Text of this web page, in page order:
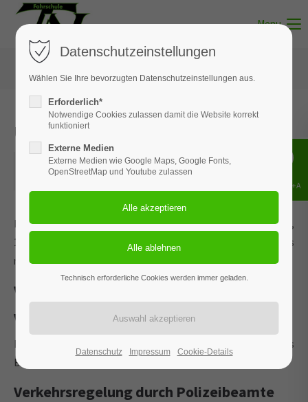
Menu
Unterricht - Thema 06
21.07.2026
Dieses Ereignis wird an den Terminen 03.02.2026, 09.03.2026,
13.04.2026, 13.05.2026 und 2 weiteren Terminen wiederholt. Das
nächste Ereignis findet statt am11.05.2022. bis zum 21.07.2026.
Verkehrsregelungen
Verkehrsregelungen durch Lichtzeichen
Rot, Rot-Gelb, Grün, Gelb, Anhalten oder Weiterfahren, Gelbes
Blinklicht, 2-Farben-Ampel, Grünpfeil.
Verkehrsregelung durch Polizeibeamte
Datenschutzeinstellungen
Wählen Sie Ihre bevorzugten Datenschutzeinstellungen aus.
Erforderlich*
Notwendige Cookies zulassen damit die Website korrekt
funktioniert
Externe Medien
Externe Medien wie Google Maps, Google Fonts,
OpenStreetMap und Youtube zulassen
Technisch erforderliche Cookies werden immer geladen.
Datenschutz Impressum Cookie-Details
Shift+Alt+A